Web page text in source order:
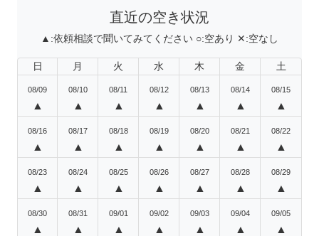
直近の空き状況
▲:依頼相談で聞いてみてください ○:空あり ✕:空なし
日 月 火 水 木 金 土
08/09
▲
08/10
▲
08/11
▲
08/12
▲
08/13
▲
08/14
▲
08/15
▲
08/16
▲
08/17
▲
08/18
▲
08/19
▲
08/20
▲
08/21
▲
08/22
▲
08/23
▲
08/24
▲
08/25
▲
08/26
▲
08/27
▲
08/28
▲
08/29
▲
08/30
▲
08/31
▲
09/01
▲
09/02
▲
09/03
▲
09/04
▲
09/05
▲